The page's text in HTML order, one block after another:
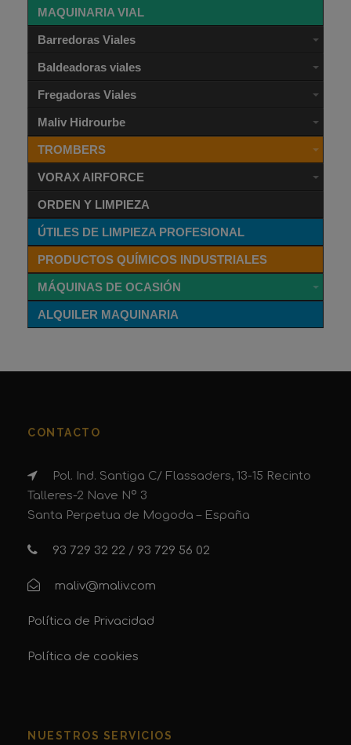
MAQUINARIA VIAL
Barredoras Viales
Baldeadoras viales
Fregadoras Viales
Maliv Hidrourbe
TROMBERS
VORAX AIRFORCE
ORDEN Y LIMPIEZA
ÚTILES DE LIMPIEZA PROFESIONAL
PRODUCTOS QUÍMICOS INDUSTRIALES
MÁQUINAS DE OCASIÓN
ALQUILER MAQUINARIA
CONTACTO
Pol. Ind. Santiga C/ Flassaders, 13-15 Recinto
Talleres-2 Nave Nº 3
Santa Perpetua de Mogoda – España
93 729 32 22 / 93 729 56 02
maliv@maliv.com
Política de Privacidad
Política de cookies
NUESTROS SERVICIOS